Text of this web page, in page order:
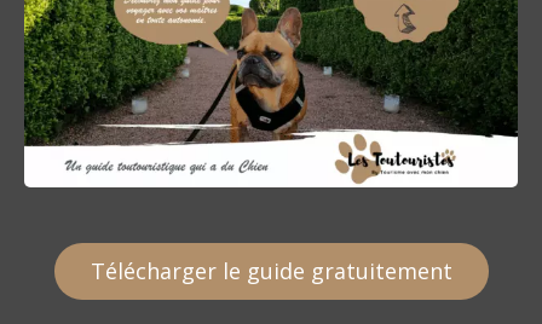
Télécharger le guide gratuitement